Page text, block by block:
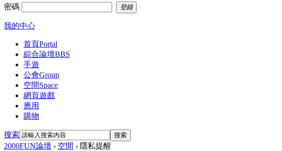
密碼 登錄
我的中心
首頁Portal
綜合論壇BBS
手遊
公會Group
空間Space
網頁遊戲
應用
購物
搜索 搜索
2000FUN論壇 › 空間 › 隱私提醒